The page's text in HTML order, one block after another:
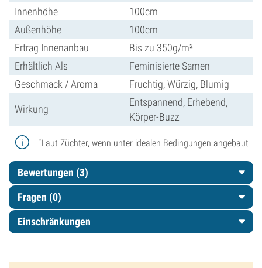
Innenhöhe
100cm
Außenhöhe
100cm
Ertrag Innenanbau
Bis zu 350g/m²
Erhältlich Als
Feminisierte Samen
Geschmack / Aroma
Fruchtig, Würzig, Blumig
Wirkung
Entspannend, Erhebend,
Körper-Buzz
*Laut Züchter, wenn unter idealen Bedingungen angebaut
Bewertungen (3)
Fragen (0)
Einschränkungen